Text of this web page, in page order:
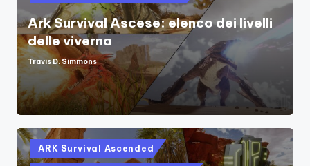
Ark Survival Ascese: elenco dei livelli
delle viverna
Posted
Travis D. Simmons
Posted
in
ARK Survival Ascended